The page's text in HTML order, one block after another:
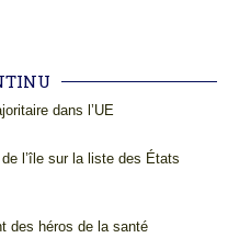
dans l’UE
l’île sur la liste des États
des héros de la santé